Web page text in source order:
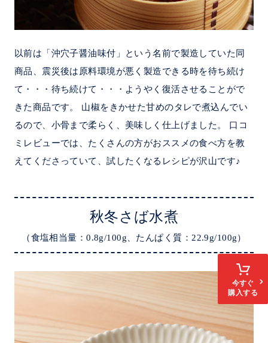
以前は「沖穴子醤油味付」という名前で製造していた同
商品、震災後は原料環境が悪く製造できる時を待ち続け
て・・・待ち続けて・・・ようやく復活させることがで
きた商品です。 山椒をきかせた甘めのタレで煮込んでい
るので、小骨まで柔らく、美味しく仕上げました。 口コ
ミレビューでは、たくさんの方がおススメの食べ方を教
えてくださっていて、試したくなるレシピが沢山です♪
秋冬さば水煮
（食塩相当量：0.8g/100g、たんぱく質：22.9g/100g）
今すぐ
購入する